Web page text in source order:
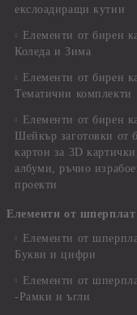
екслоадиращи кутии
Елементи от бирен
Коледа и Зима
Елементи от бирен
Тематични комплекти
Елементи от бирен
Шейкър заготовки от
картон за 3D картички,
албуми, ръчно
проекти
Елементи от шперплат
Елементи от
Букви и цифри
Елементи от
-Рамки и ъгли